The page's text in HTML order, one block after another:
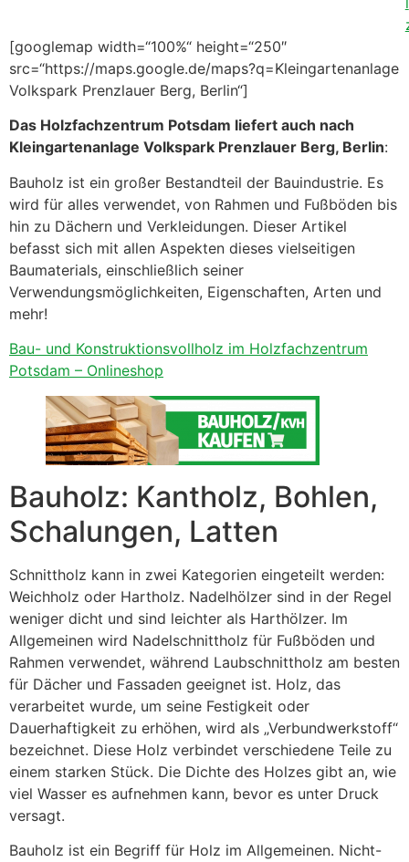
[googlemap width=“100%“ height=“250″
src=“https://maps.google.de/maps?q=Kleingartenanlage
Volkspark Prenzlauer Berg, Berlin“]
Das Holzfachzentrum Potsdam liefert auch nach
Kleingartenanlage Volkspark Prenzlauer Berg, Berlin:
Bauholz ist ein großer Bestandteil der Bauindustrie. Es
wird für alles verwendet, von Rahmen und Fußböden bis
hin zu Dächern und Verkleidungen. Dieser Artikel
befasst sich mit allen Aspekten dieses vielseitigen
Baumaterials, einschließlich seiner
Verwendungsmöglichkeiten, Eigenschaften, Arten und
mehr!
Bau- und Konstruktionsvollholz im Holzfachzentrum
Potsdam – Onlineshop
Bauholz: Kantholz, Bohlen,
Schalungen, Latten
Schnittholz kann in zwei Kategorien eingeteilt werden:
Weichholz oder Hartholz. Nadelhölzer sind in der Regel
weniger dicht und sind leichter als Harthölzer. Im
Allgemeinen wird Nadelschnittholz für Fußböden und
Rahmen verwendet, während Laubschnittholz am besten
für Dächer und Fassaden geeignet ist. Holz, das
verarbeitet wurde, um seine Festigkeit oder
Dauerhaftigkeit zu erhöhen, wird als „Verbundwerkstoff“
bezeichnet. Diese Holz verbindet verschiedene Teile zu
einem starken Stück. Die Dichte des Holzes gibt an, wie
viel Wasser es aufnehmen kann, bevor es unter Druck
versagt.
Bauholz ist ein Begriff für Holz im Allgemeinen. Nicht-